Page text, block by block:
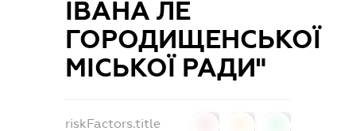
ІВАНА ЛЕ
ГОРОДИЩЕНСЬКОЇ
МІСЬКОЇ РАДИ"
riskFactors.title